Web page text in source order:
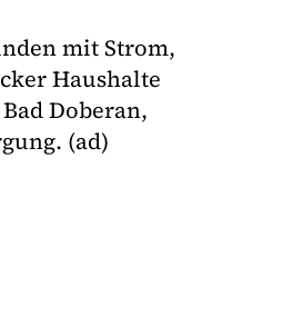
mit Strom,
Haushalte
Doberan,
(ad)